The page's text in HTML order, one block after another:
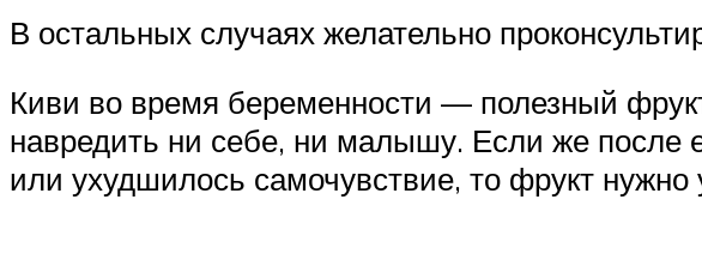
В остальных случаях желательно
Киви во время беременности — полезный
навредить ни себе, ни малышу. Если же после
или ухудшилось самочувствие, то фрукт нужно